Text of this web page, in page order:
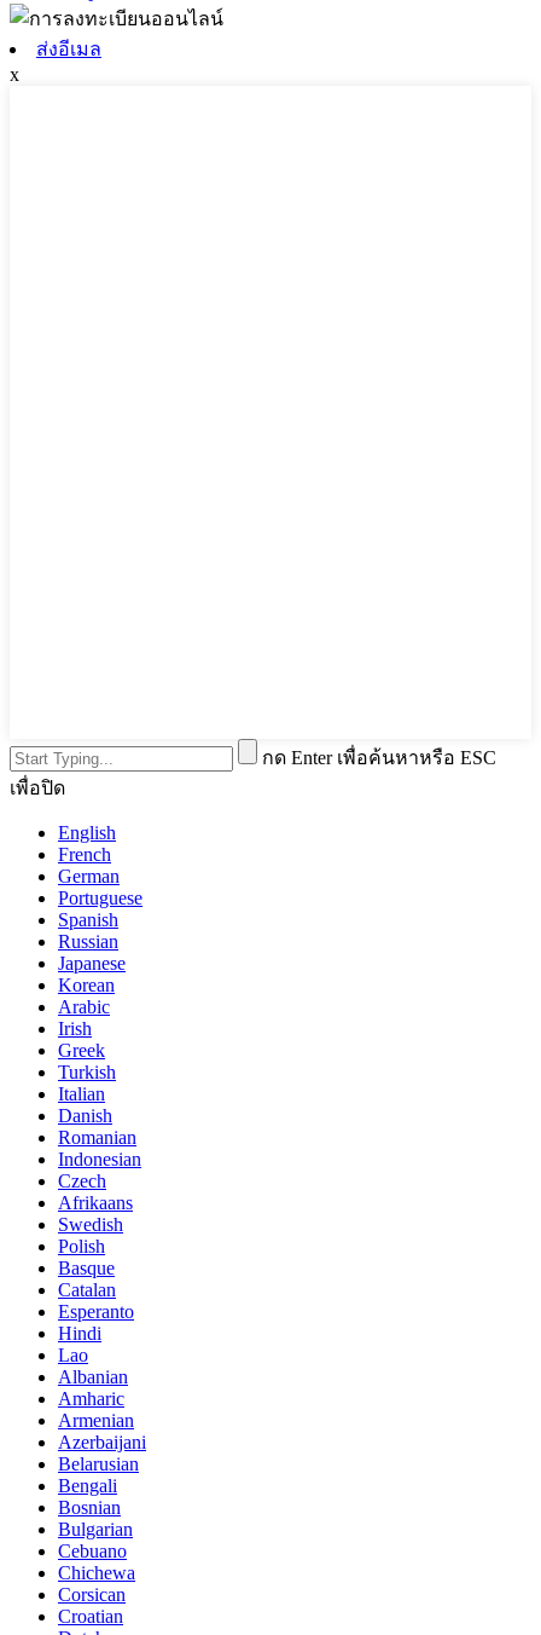
ส่งอีเมล
x
กด Enter เพื่อค้นหาหรือ ESC
เพื่อปิด
English
French
German
Portuguese
Spanish
Russian
Japanese
Korean
Arabic
Irish
Greek
Turkish
Italian
Danish
Romanian
Indonesian
Czech
Afrikaans
Swedish
Polish
Basque
Catalan
Esperanto
Hindi
Lao
Albanian
Amharic
Armenian
Azerbaijani
Belarusian
Bengali
Bosnian
Bulgarian
Cebuano
Chichewa
Corsican
Croatian